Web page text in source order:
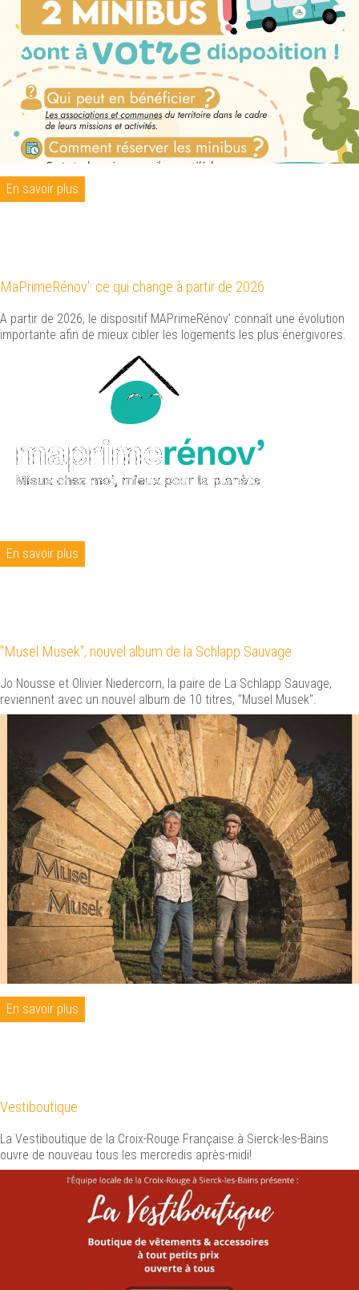
En savoir plus
MaPrimeRénov': ce qui change à partir de 2026
A partir de 2026, le dispositif MAPrimeRénov' connaît une évolution
importante afin de mieux cibler les logements les plus énergivores.
En savoir plus
"Musel Musek", nouvel album de la Schlapp Sauvage
Jo Nousse et Olivier Niedercorn, la paire de La Schlapp Sauvage,
reviennent avec un nouvel album de 10 titres, "Musel Musek".
En savoir plus
Vestiboutique
La Vestiboutique de la Croix-Rouge Française à Sierck-les-Bains
ouvre de nouveau tous les mercredis après-midi!